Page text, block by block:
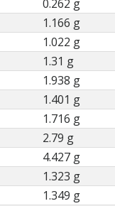
0.262 g
1.166 g
1.022 g
1.31 g
1.938 g
1.401 g
1.716 g
2.79 g
4.427 g
1.323 g
1.349 g